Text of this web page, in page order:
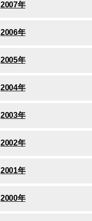
2007年
2006年
2005年
2004年
2003年
2002年
2001年
2000年